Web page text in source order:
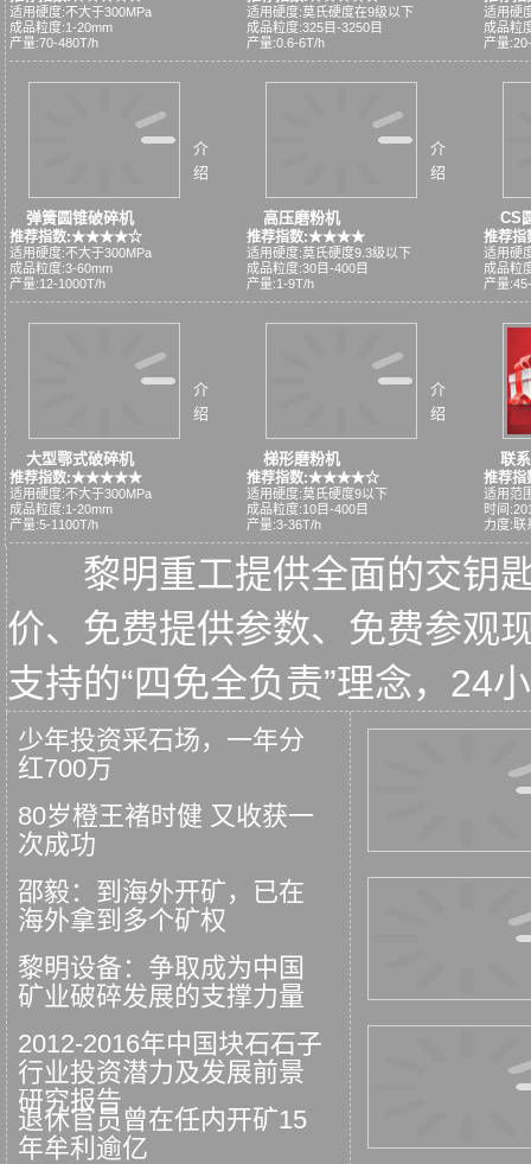
适用硬度:不大于300MPa
成品粒度:1-20mm
产量:70-480T/h
适用硬度:莫氏硬度在9级以下
成品粒度:325目-3250目
产量:0.6-6T/h
适用硬
成品粒
产量
弹簧圆锥破碎机
推荐指数:★★★★☆
适用硬度:不大于300MPa
成品粒度:3-60mm
产量:12-1000T/h
介
绍
高压磨粉机
推荐指数:★★★★
适用硬度:莫氏硬度9.3级以下
成品粒度:30目-400目
产量:1-9T/h
介
绍
CS
推荐
适用硬
成品粒
产量
大型鄂式破碎机
推荐指数:★★★★★
适用硬度:不大于300MPa
成品粒度:1-20mm
产量:5-1100T/h
介
绍
梯形磨粉机
推荐指数:★★★★☆
适用硬度:莫氏硬度9以下
成品粒度:10目-400目
产量:3-36T/h
介
绍
联
推荐
适用范
时间
力度:联
黎明重工提供全面的交钥
价、免费提供参数、免费参观
支持的“四免全负责”理念，24
少年投资采石场，一年分
红700万
80岁橙王褚时健 又收获一
次成功
邵毅：到海外开矿，已在
海外拿到多个矿权
黎明设备：争取成为中国
矿业破碎发展的支撑力量
2012-2016年中国块石石子
行业投资潜力及发展前景
研究报告
退休官员曾在任内开矿15
年牟利逾亿